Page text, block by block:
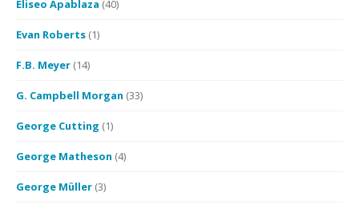
Eliseo Apablaza (40)
Evan Roberts (1)
F.B. Meyer (14)
G. Campbell Morgan (33)
George Cutting (1)
George Matheson (4)
George Müller (3)